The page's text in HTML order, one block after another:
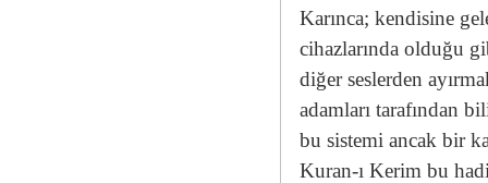
Karınca; kendisine
cihazlarında olduğu
diğer seslerden
adamları tarafından
bu sistemi ancak bir
Kuran-ı Kerim bu